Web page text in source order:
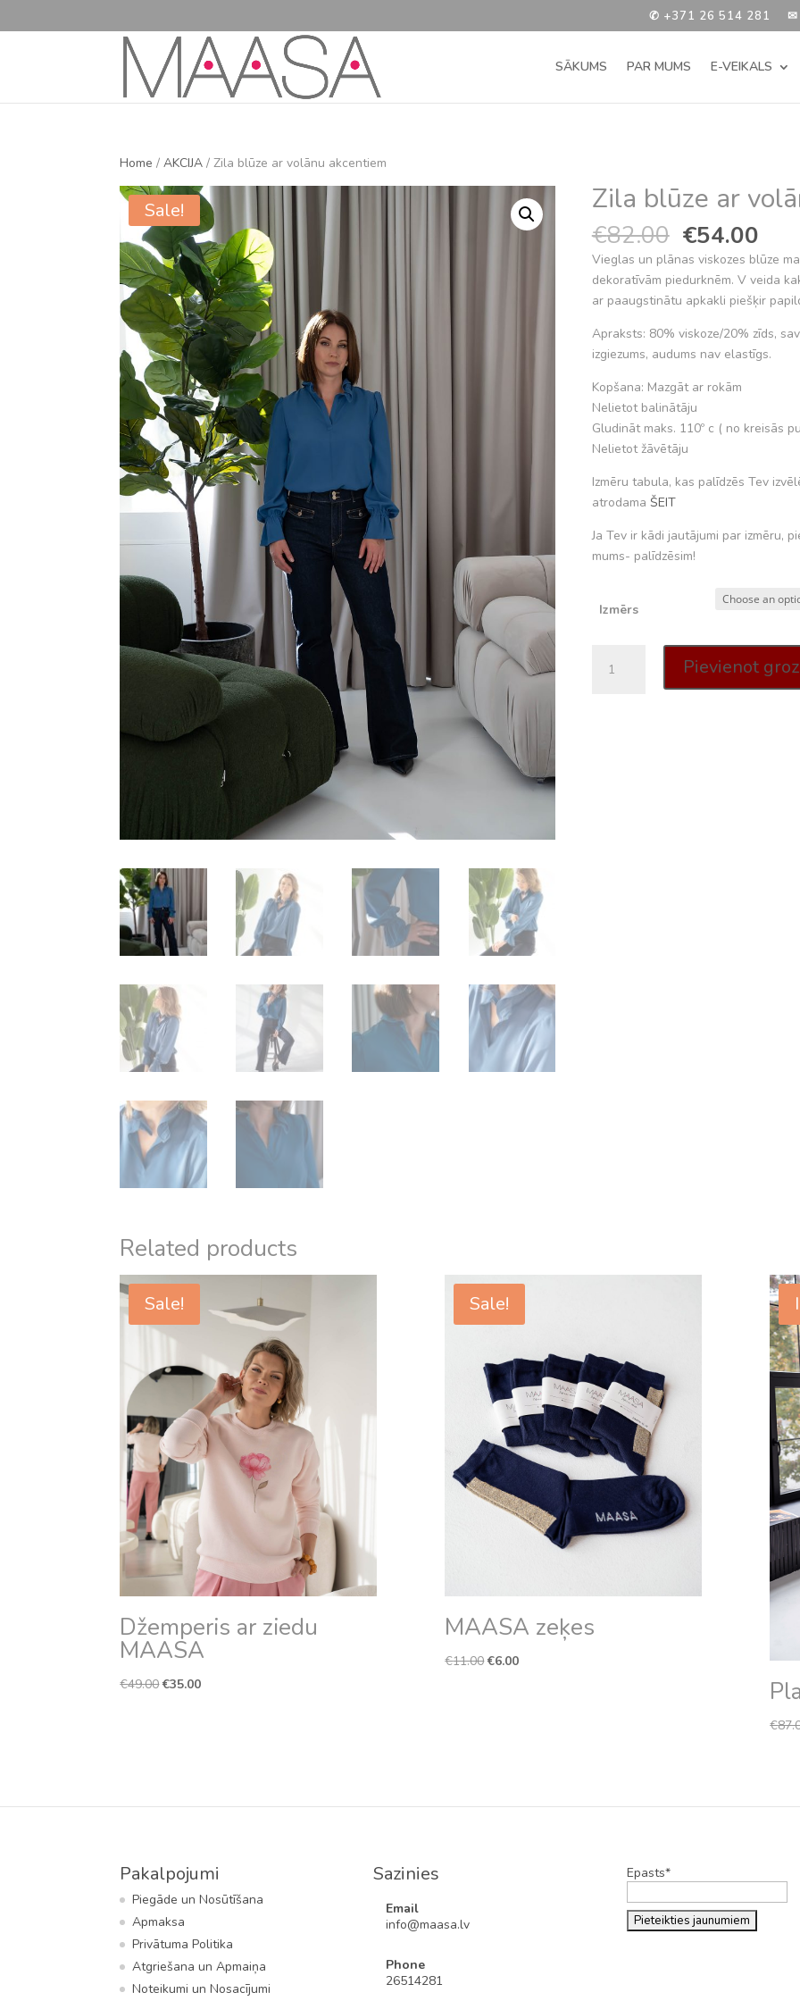
✆ +371 26 514 281 ✉
SĀKUMS PAR MUMS E-VEIKALS
Home /AKCIJA / Zila blūze ar volānu akcentiem
Sale! Zila blūze ar
€82.00 Original
price
was:
€82.00.
€54.00
is:
Vieglas un plānas viskozes blūze
dekoratīvām piedurknēm. V veida
ar paaugstinātu apkakli piešķir
Apraksts: 80% viskoze/20% zīds,
izgiezums, audums nav elastīgs.
Kopšana: Mazgāt ar rokām
Nelietot balinātāju
Gludināt maks. 110º c ( no kreisās
Nelietot žāvētāju
Izmēru tabula, kas palīdzēs Tev
atrodama ŠEIT
Ja Tev ir kādi jautājumi par izmēru,
mums- palīdzēsim!
Izmērs
blūze
Pievienot
Related products
Sale!
Džemperis ar ziedu
MAASA
€49.00Original
€35.00Current
Sale!
MAASA zeķes
€11.00Original
€6.00Current
€
Pakalpojumi
Piegāde un Nosūtīšana
Apmaksa
Privātuma Politika
Atgriešana un Apmaiņa
Noteikumi un Nosacījumi
Sazinies
Email
info@maasa.lv
Phone
26514281
Epasts*